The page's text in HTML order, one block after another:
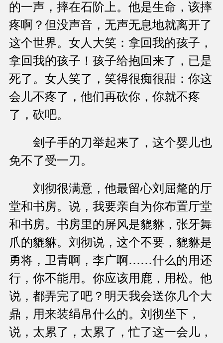
的一声，摔在石阶上。他是生命，该摔
疼啊？但没声音，无声无息地就离开了
这个世界。女人大笑：拿回我的孩子，
拿回我的孩子！孩子给抱回来了，已是
死了。女人笑了，笑得很痴很甜：你这
会儿不疼了，他们再砍你，你就不疼
了，砍吧。
刽子手的刀举起来了，这个婴儿也
免不了受一刀。
刘彻很满意，他最留心刘屈氂的厅
堂和书房。说，我要亲自为你布置厅堂
和书房。书房里的屏风是貔貅，张牙舞
爪的貔貅。刘彻说，这个不要，貔貅是
勇将，卫青啊，李广啊……什么的用还
行，你不能用。你应该用鹿，用松。他
说，都弄完了吧？明天我会送你几个大
鼎，用来装绢帛什么的。刘彻坐下，
说，太累了，太累了，忙了这一会儿，